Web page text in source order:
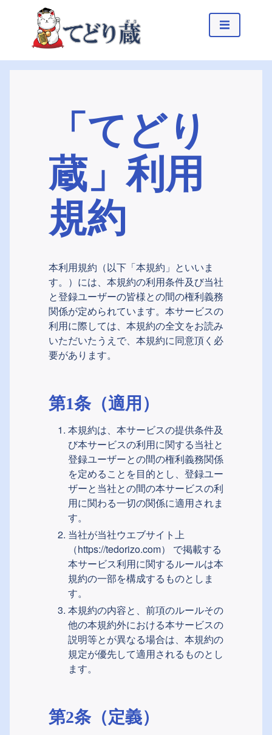
「てどり
蔵」利用
規約
本利用規約（以下「本規約」といいま
す。）には、本規約の利用条件及び当社
と登録ユーザーの皆様との間の権利義務
関係が定められています。本サービスの
利用に際しては、本規約の全文をお読み
いただいたうえで、本規約に同意頂く必
要があります。
第1条（適用）
本規約は、本サービスの提供条件及
び本サービスの利用に関する当社と
登録ユーザーとの間の権利義務関係
を定めることを目的とし、登録ユー
ザーと当社との間の本サービスの利
用に関わる一切の関係に適用されま
す。
当社が当社ウエブサイト上
（https://tedorizo.com）
で掲載する
本サービス利用に関するルールは本
規約の一部を構成するものとしま
す。
本規約の内容と、前項のルールその
他の本規約外における本サービスの
説明等とが異なる場合は、本規約の
規定が優先して適用されるものとし
ます。
第2条（定義）